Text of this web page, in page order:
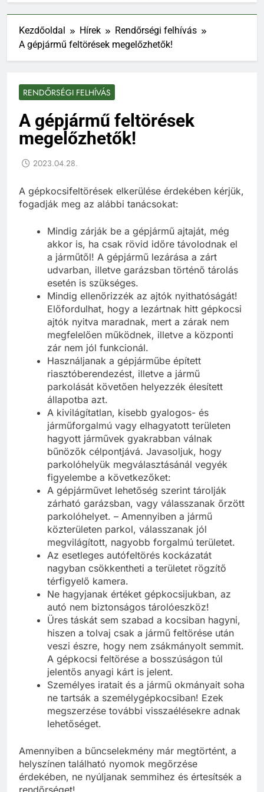
Kezdőoldal Hírek
Rendőrségi felhívás
A gépjármű feltörések megelőzhetők!
RENDŐRSÉGI FELHÍVÁS
A gépjármű feltörések
megelőzhetők!
2023.04.28.
A gépkocsifeltörések elkerülése érdekében kérjük,
fogadják meg az alábbi tanácsokat:
Mindig zárják be a gépjármű ajtaját, még
akkor is, ha csak rövid időre távolodnak el
a járműtől! A gépjármű lezárása a zárt
udvarban, illetve garázsban történő tárolás
esetén is szükséges.
Mindig ellenőrizzék az ajtók nyithatóságát!
Előfordulhat, hogy a lezártnak hitt gépkocsi
ajtók nyitva maradnak, mert a zárak nem
megfelelően működnek, illetve a központi
zár nem jól funkcionál.
Használjanak a gépjárműbe épített
riasztóberendezést, illetve a jármű
parkolását követően helyezzék élesített
állapotba azt.
A kivilágítatlan, kisebb gyalogos- és
járműforgalmú vagy elhagyatott területen
hagyott járművek gyakrabban válnak
bűnözők célpontjává. Javasoljuk, hogy
parkolóhelyük megválasztásánál vegyék
figyelembe a következőket:
A gépjárművet lehetőség szerint tárolják
zárható garázsban, vagy válasszanak őrzött
parkolóhelyet. – Amennyiben a jármű
közterületen parkol, válasszanak jól
megvilágított, nagyobb forgalmú területet.
Az esetleges autófeltörés kockázatát
nagyban csökkentheti a területet rögzítő
térfigyelő kamera.
Ne hagyjanak értéket gépkocsijukban, az
autó nem biztonságos tárolóeszköz!
Üres táskát sem szabad a kocsiban hagyni,
hiszen a tolvaj csak a jármű feltörése után
veszi észre, hogy nem zsákmányolt semmit.
A gépkocsi feltörése a bosszúságon túl
jelentős anyagi kárt is jelent.
Személyes iratait és a jármű okmányait soha
ne tartsák a személygépkocsiban! Ezek
megszerzése további visszaélésekre adnak
lehetőséget.
Amennyiben a bűncselekmény már megtörtént, a
helyszínen található nyomok megőrzése
érdekében, ne nyúljanak semmihez és értesítsék a
rendőrséget!